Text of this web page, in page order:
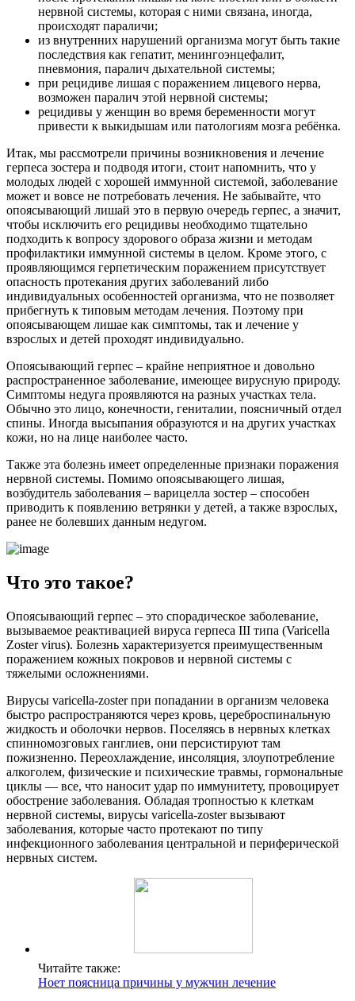
нервной системы, которая с ними связана, иногда,
происходят параличи;
из внутренних нарушений организма могут быть такие
последствия как гепатит, менингоэнцефалит,
пневмония, паралич дыхательной системы;
при рецидиве лишая с поражением лицевого нерва,
возможен паралич этой нервной системы;
рецидивы у женщин во время беременности могут
привести к выкидышам или патологиям мозга ребёнка.
Итак, мы рассмотрели причины возникновения и лечение
герпеса зостера и подводя итоги, стоит напомнить, что у
молодых людей с хорошей иммунной системой, заболевание
может и вовсе не потребовать лечения. Не забывайте, что
опоясывающий лишай это в первую очередь герпес, а значит,
чтобы исключить его рецидивы необходимо тщательно
подходить к вопросу здорового образа жизни и методам
профилактики иммунной системы в целом. Кроме этого, с
проявляющимся герпетическим поражением присутствует
опасность протекания других заболеваний либо
индивидуальных особенностей организма, что не позволяет
прибегнуть к типовым методам лечения. Поэтому при
опоясывающем лишае как симптомы, так и лечение у
взрослых и детей проходят индивидуально.
Опоясывающий герпес – крайне неприятное и довольно
распространенное заболевание, имеющее вирусную природу.
Симптомы недуга проявляются на разных участках тела.
Обычно это лицо, конечности, гениталии, поясничный отдел
спины. Иногда высыпания образуются и на других участках
кожи, но на лице наиболее часто.
Также эта болезнь имеет определенные признаки поражения
нервной системы. Помимо опоясывающего лишая,
возбудитель заболевания – варицелла зостер – способен
приводить к появлению ветрянки у детей, а также взрослых,
ранее не болевших данным недугом.
Что это такое?
Опоясывающий герпес – это спорадическое заболевание,
вызываемое реактивацией вируса герпеса III типа (Varicella
Zoster virus). Болезнь характеризуется преимущественным
поражением кожных покровов и нервной системы с
тяжелыми осложнениями.
Вирусы varicella-zoster при попадании в организм человека
быстро распространяются через кровь, цереброспинальную
жидкость и оболочки нервов. Поселяясь в нервных клетках
спинномозговых ганглиев, они персистируют там
пожизненно. Переохлаждение, инсоляция, злоупотребление
алкоголем, физические и психические травмы, гормональные
циклы — все, что наносит удар по иммунитету, провоцирует
обострение заболевания. Обладая тропностью к клеткам
нервной системы, вирусы varicella-zoster вызывают
заболевания, которые часто протекают по типу
инфекционного заболевания центральной и периферической
нервных систем.
Читайте также:
Ноет поясница причины у мужчин лечение